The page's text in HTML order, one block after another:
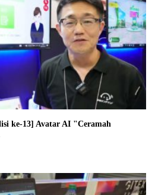
ke-13] Avatar AI "Ceramah